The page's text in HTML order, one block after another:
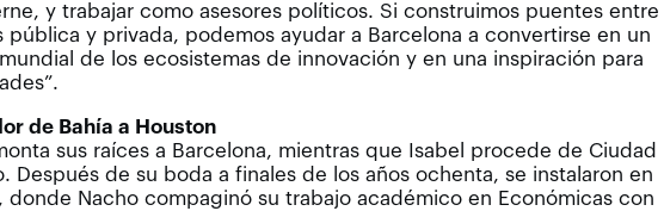
y trabajar como asesores políticos. Si construimos puentes entre
pública y privada, podemos ayudar a Barcelona a convertirse en un
de los ecosistemas de innovación y en una inspiración para
de Bahía a Houston
sus raíces a Barcelona, mientras que Isabel procede de Ciudad
Después de su boda a finales de los años ochenta, se instalaron en
donde Nacho compaginó su trabajo académico en Económicas con